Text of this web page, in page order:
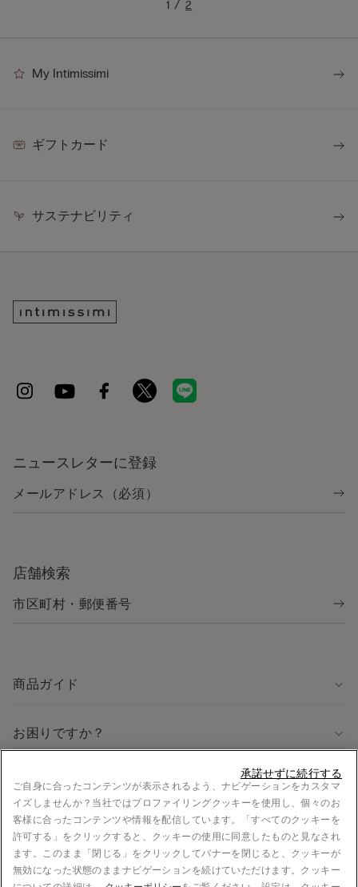
1 2
My Intimissimi
ギフトカード
サステナビリティ
ニュースレターに登録
店舗検索
商品ガイド
お困りですか？
法律に関する情報
採用情報
法的情報
お支払い
ご自身に合ったコンテンツが表示されるよう、ナビゲーションをカスタマ
イズしませんか？当社ではプロファイリングクッキーを使用し、個々のお
客様に合ったコンテンツや情報を配信しています。「すべてのクッキーを
許可する」をクリックすると、クッキーの使用に同意したものと見なされ
ます。このまま「閉じる」をクリックしてバナーを閉じると、クッキーが
無効になった状態のままナビゲーションを続けていただけます。クッキー
承諾せずに続行する